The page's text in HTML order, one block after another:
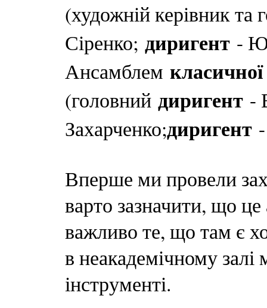
(художній керівник та
Сіренко; диригент -
Ансамблем
(головний диригент -
Захарченко;диригент
Вперше ми провели
варто зазначити, що
важливо те, що там є
в неакадемічному
інструменті.